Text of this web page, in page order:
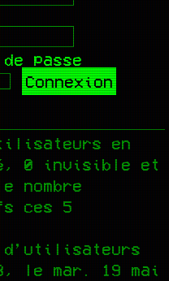
passe
en
0 invisible et
nombre
ces 5
d’utilisateurs
, le mar. 19 mai